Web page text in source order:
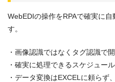
WebEDIの操作をRPAで確実に
す。
・画像認識ではなくタグ認識で
・確実に処理できるスケジュー
・データ変換はEXCELに頼らず